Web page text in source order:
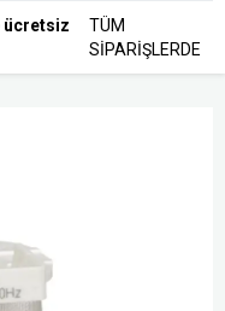
ücretsiz
TÜM
SİPARİŞLERDE